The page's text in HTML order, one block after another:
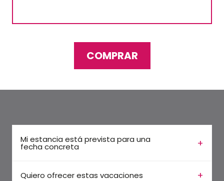
COMPRAR
Mi estancia está prevista para una
fecha concreta
Quiero ofrecer estas vacaciones